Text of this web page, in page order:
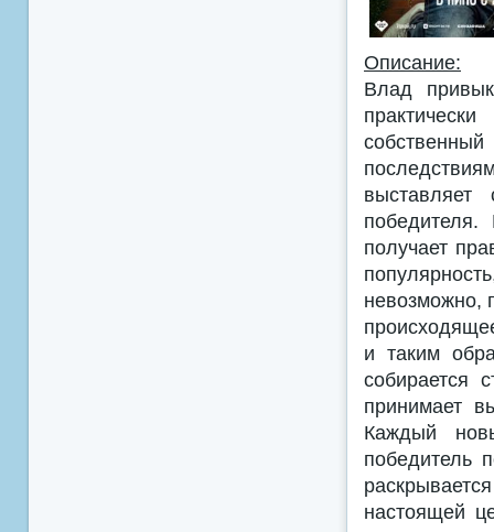
Описание:
Влад
получает
невозможно,
и таким
собирается
принимает
Каждый
победитель
настоящей